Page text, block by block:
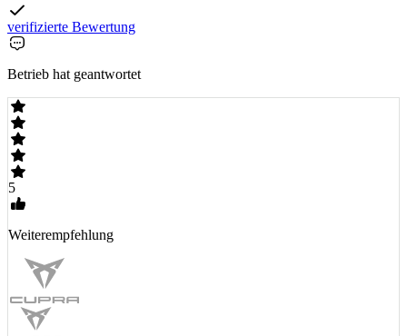
verifizierte Bewertung
Betrieb hat geantwortet
5
Weiterempfehlung